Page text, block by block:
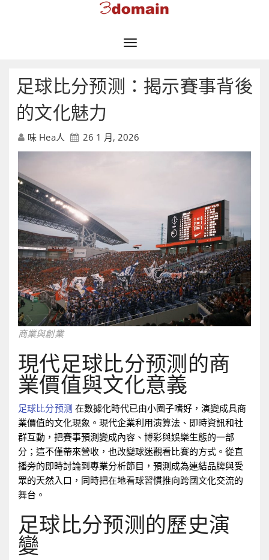
Toggle
足球比分预测：揭示賽事背後
的文化魅力
味 Hea人 26 1 月, 2026
商業與創業
現代足球比分预测的商
業價值與文化意義
足球比分预测 在數據化時代已由小圈子嗜好，演變成具商
業價值的文化現象。現代企業利用演算法、即時資訊和社
群互動，把賽事預測變成內容、博彩與娛樂生態的一部
分；這不僅帶來營收，也改變球迷觀看比賽的方式。從直
播旁的即時討論到專業分析節目，預測成為連結品牌與受
眾的天然入口，同時把在地看球習慣推向跨國文化交流的
舞台。
足球比分预测的歷史演
變